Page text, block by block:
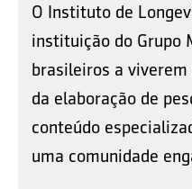
O Instituto de
instituição do Grupo
brasileiros a
da elaboração de
conteúdo
uma comunidade